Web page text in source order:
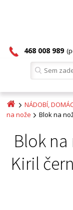
468 008 989
NÁDOBÍ,
na nože
Blok na
Blok na
Kiril